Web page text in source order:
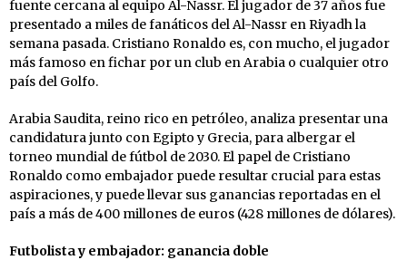
fuente cercana al equipo Al-Nassr. El jugador de 37 años fue
presentado a miles de fanáticos del Al-Nassr en Riyadh la
semana pasada. Cristiano Ronaldo es, con mucho, el jugador
más famoso en fichar por un club en Arabia o cualquier otro
país del Golfo.
Arabia Saudita, reino rico en petróleo, analiza presentar una
candidatura junto con Egipto y Grecia, para albergar el
torneo mundial de fútbol de 2030. El papel de Cristiano
Ronaldo como embajador puede resultar crucial para estas
aspiraciones, y puede llevar sus ganancias reportadas en el
país a más de 400 millones de euros (428 millones de dólares).
Futbolista y embajador: ganancia doble